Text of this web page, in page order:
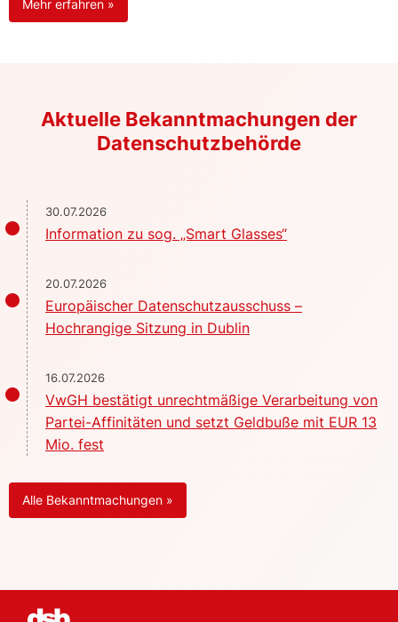
Mehr erfahren »
Aktuelle Bekanntmachungen der
Datenschutzbehörde
30.07.2026
Information zu sog. „Smart Glasses“
20.07.2026
Europäischer Datenschutzausschuss –
Hochrangige Sitzung in Dublin
16.07.2026
VwGH bestätigt unrechtmäßige Verarbeitung von
Partei-Affinitäten und setzt Geldbuße mit EUR 13
Mio. fest
Alle Bekanntmachungen »